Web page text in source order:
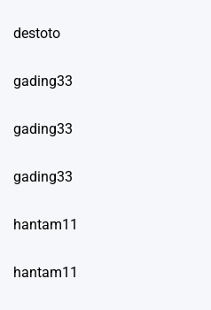
destoto
gading33
gading33
gading33
hantam11
hantam11